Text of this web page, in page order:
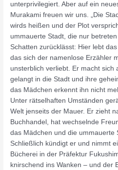
unterprivilegiert. Aber auf ein
Murakami freuen wir uns. „Die
wirds heißen und der Plot
ummauerte Stadt, die nur
Schatten zurücklässt: Hier lebt
das sich der namenlose Erzähler
unsterblich verliebt. Er macht sich
gelangt in die Stadt und ihre
das Mädchen erkennt ihn nicht
Unter rätselhaften Umständen
Welt jenseits der Mauer. Er zieht
Buchhandel, hat wechselnde
das Mädchen und die ummauerte
Schließlich kündigt er und nimmt
Bücherei in der Präfektur
knirschend ins Wanken – und der